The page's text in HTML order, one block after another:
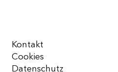
Kontakt
Cookies
Datenschutz